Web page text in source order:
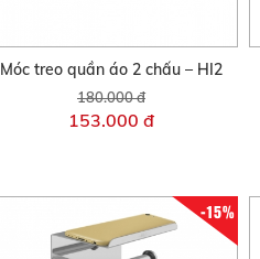
Móc treo quần áo 2 chấu – HI2
180.000 đ
153.000 đ
-15%